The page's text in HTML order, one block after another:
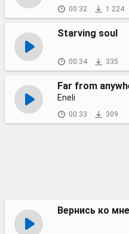
00:32 1 224
Starving soul
00:34 335
Far from
Eneli
00:33 309
Вернись ко мне